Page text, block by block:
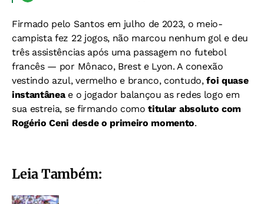
Firmado pelo Santos em julho de 2023, o meio-
campista fez 22 jogos, não marcou nenhum gol e deu
três assistências após uma passagem no futebol
francês — por Mônaco, Brest e Lyon. A conexão
vestindo azul, vermelho e branco, contudo,foi quase
instantâneae o jogador balançou as redes logo em
sua estreia, se firmando comotitular absoluto com
Rogério Ceni desde o primeiro momento.
Leia Também: